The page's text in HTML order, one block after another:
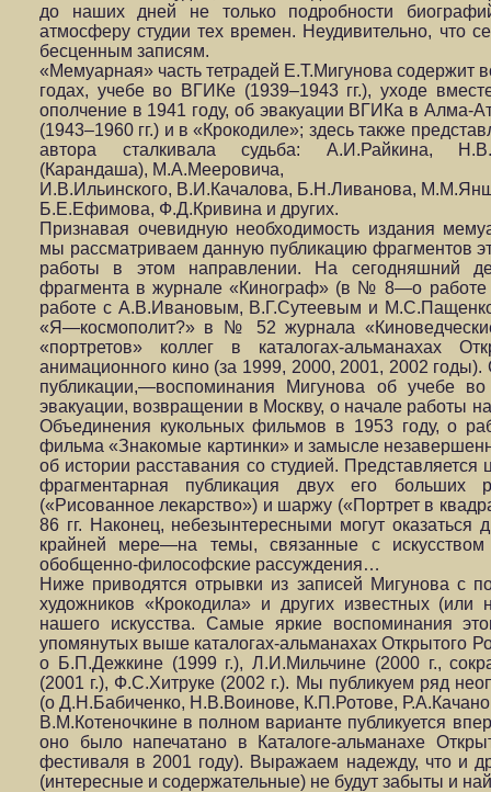
до наших дней не только подробности
атмосферу студии тех времен. Неудивительно, что
бесценным записям.
«Мемуарная» часть тетрадей Е.Т.Мигунова содержит
годах, учебе во ВГИКе (1939–1943 гг.), уходе
ополчение в 1941 году, об эвакуации ВГИКа в Алма-
(1943–1960 гг.) и в «Крокодиле»; здесь также
автора сталкивала судьба: А.И.Райкина,
(Карандаша), М.А.Мееровича,
И.В.Ильинского, В.И.Качалова, Б.Н.Ливанова,
Б.Е.Ефимова, Ф.Д.Кривина и других.
Признавая очевидную необходимость издания
мы рассматриваем данную публикацию фрагментов
работы в этом направлении. На сегодняшний
фрагмента в журнале «Кинограф» (в № 8—о
работе с А.В.Ивановым, В.Г.Сутеевым и
«Я—космополит?» в № 52 журнала
«портретов» коллег в каталогах-альманахах
анимационного кино (за 1999, 2000, 2001, 2002
публикации,—воспоминания Мигунова об учебе
эвакуации, возвращении в Москву, о начале работы
Объединения кукольных фильмов в 1953 году, о
фильма «Знакомые картинки» и замысле
об истории расставания со студией.
фрагментарная публикация двух его больших
(«Рисованное лекарство») и шаржу («Портрет в
86 гг. Наконец, небезынтересными могут оказаться
крайней мере—на темы, связанные с
обобщенно-философские рассуждения…
Ниже приводятся отрывки из записей Мигунова с
художников «Крокодила» и других известных (или
нашего искусства. Самые яркие воспоминания
упомянутых выше каталогах-альманахах Открытого
о Б.П.Дежкине (1999 г.), Л.И.Мильчине (2000 г.,
(2001 г.), Ф.С.Хитруке (2002 г.). Мы публикуем ряд
(о Д.Н.Бабиченко, Н.В.Воинове, К.П.Ротове,
В.М.Котеночкине в полном варианте публикуется
оно было напечатано в Каталоге-альманахе
фестиваля в 2001 году). Выражаем надежду, что и
(интересные и содержательные) не будут забыты и